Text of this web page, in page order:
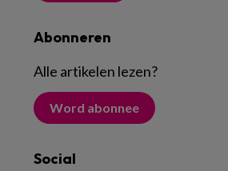
Abonneren
Alle artikelen lezen?
Word abonnee
Social